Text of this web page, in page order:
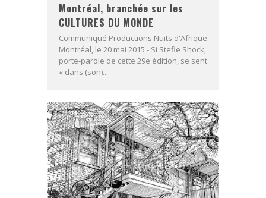
Montréal, branchée sur les
CULTURES DU MONDE
Communiqué Productions Nuits d'Afrique
Montréal, le 20 mai 2015 - Si Stefie Shock,
porte-parole de cette 29e édition, se sent
« dans (son)...